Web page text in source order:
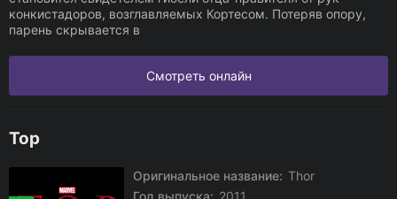
конкистадоров, возглавляемых Кортесом. Потеряв опору,
парень скрывается в
Смотреть онлайн
Тор
Оригинальное название: Thor
Год выпуска: 2011